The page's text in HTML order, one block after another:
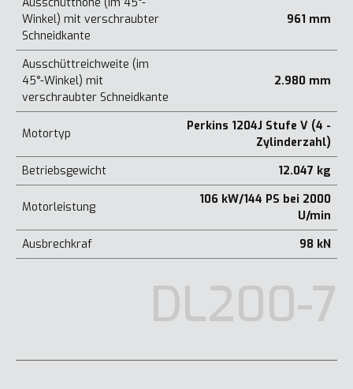
Winkel) mit verschraubter
Schneidkante
961 mm
Ausschüttreichweite (im
45°-Winkel) mit
verschraubter Schneidkante
2.980 mm
Motortyp
Perkins 1204J Stufe V (4 -
Zylinderzahl)
Betriebsgewicht
12.047 kg
Motorleistung
106 kW/144 PS bei 2000
U/min
Ausbrechkraf
98 kN
DL200-7